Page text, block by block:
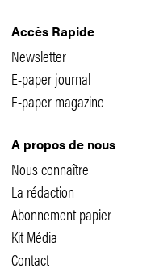
Accès Rapide
Newsletter
E-paper journal
E-paper magazine
A propos de nous
Nous connaître
La rédaction
Abonnement papier
Kit Média
Contact